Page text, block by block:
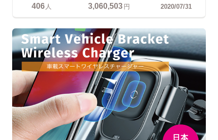
406 人 3,060,503円 2020/07/31